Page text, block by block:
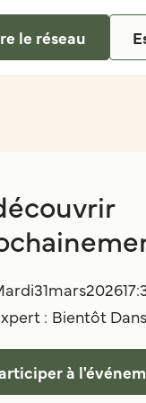
le réseau
31mars2026
: Bientôt
à